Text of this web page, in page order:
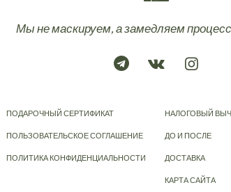
Мы не маскируем, а замедляем
ПОДАРОЧНЫЙ СЕРТИФИКАТ
ПОЛЬЗОВАТЕЛЬСКОЕ СОГЛАШЕНИЕ
ПОЛИТИКА КОНФИДЕНЦИАЛЬНОСТИ
НАЛОГОВЫЙ
ДО И ПОСЛЕ
ДОСТАВКА
КАРТА САЙТА